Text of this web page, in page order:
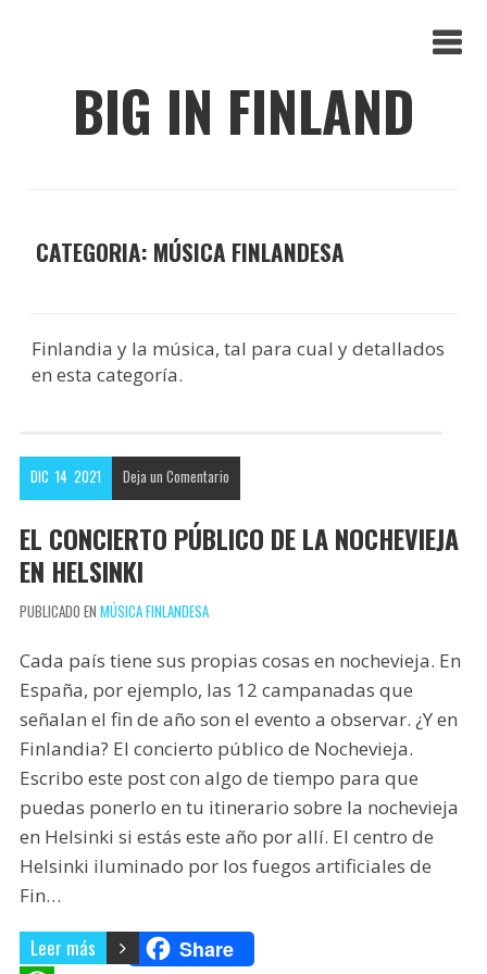
BIG IN FINLAND
CATEGORIA: MÚSICA FINLANDESA
Finlandia y la música, tal para cual y detallados
en esta categoría.
DIC 14 2021 Deja un Comentario
EL CONCIERTO PÚBLICO DE LA NOCHEVIEJA
EN HELSINKI
PUBLICADO EN MÚSICA FINLANDESA
Cada país tiene sus propias cosas en nochevieja. En
España, por ejemplo, las 12 campanadas que
señalan el fin de año son el evento a observar. ¿Y en
Finlandia? El concierto público de Nochevieja.
Escribo este post con algo de tiempo para que
puedas ponerlo en tu itinerario sobre la nochevieja
en Helsinki si estás este año por allí. El centro de
Helsinki iluminado por los fuegos artificiales de
Fin…
Leer más Share